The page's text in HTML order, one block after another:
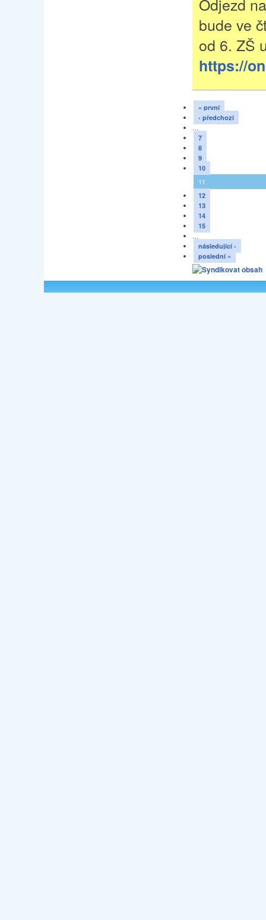
bude ve
od 6. ZŠ
https://
« první
‹ předchozí
…
7
8
9
10
11
12
13
14
15
…
následující ›
poslední »